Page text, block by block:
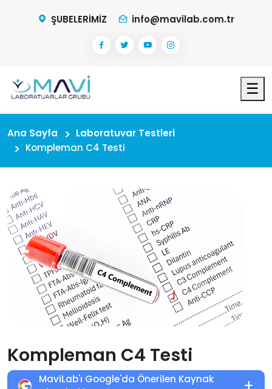
ŞUBELERİMİZ info@mavilab.com.tr
☰
Ana Sayfa
Laboratuvar Testleri
Kompleman C4 Testi
Kompleman C4 Testi
MaviLab'ı Google'da Önerilen Kaynak